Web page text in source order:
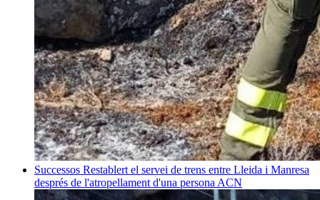
Successos Restablert el servei de trens entre Lleida i Manresa
després de l'atropellament d'una persona ACN